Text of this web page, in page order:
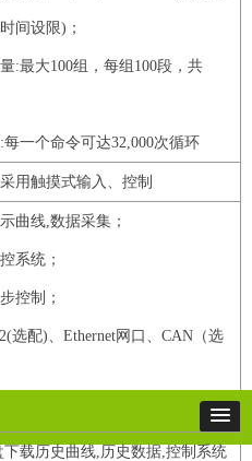
间设限)；
:最大100组，每组 100段，共
:每一个命令可达32,000次循环
用触摸式输入、控制
曲线,数据采集；
系统；
控制；
(选配)、Ethernet网口、CAN （选
下载历史曲线,历史数据,控制系统